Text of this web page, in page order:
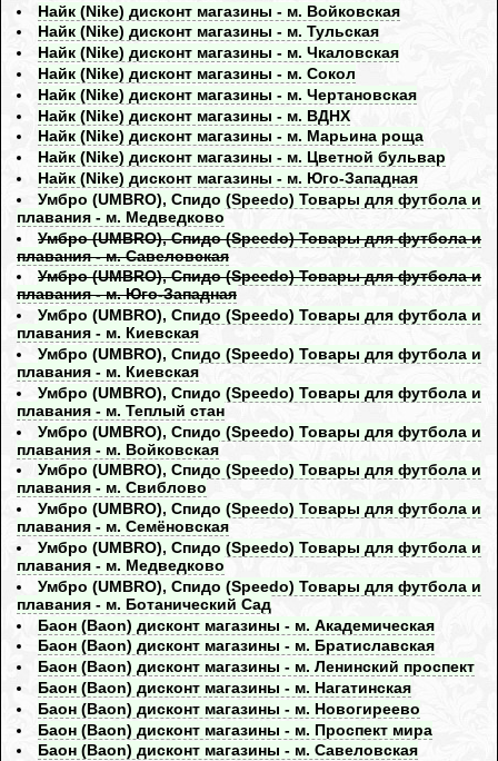
Найк (Nike) дисконт магазины - м. Войковская
Найк (Nike) дисконт магазины - м. Тульская
Найк (Nike) дисконт магазины - м. Чкаловская
Найк (Nike) дисконт магазины - м. Сокол
Найк (Nike) дисконт магазины - м. Чертановская
Найк (Nike) дисконт магазины - м. ВДНХ
Найк (Nike) дисконт магазины - м. Марьина роща
Найк (Nike) дисконт магазины - м. Цветной бульвар
Найк (Nike) дисконт магазины - м. Юго-Западная
Умбро (UMBRO), Спидо (Speedo) Товары для футбола и
плавания - м. Медведково
Умбро (UMBRO), Спидо (Speedo) Товары для футбола и
плавания - м. Савеловская
Умбро (UMBRO), Спидо (Speedo) Товары для футбола и
плавания - м. Юго-Западная
Умбро (UMBRO), Спидо (Speedo) Товары для футбола и
плавания - м. Киевская
Умбро (UMBRO), Спидо (Speedo) Товары для футбола и
плавания - м. Киевская
Умбро (UMBRO), Спидо (Speedo) Товары для футбола и
плавания - м. Теплый стан
Умбро (UMBRO), Спидо (Speedo) Товары для футбола и
плавания - м. Войковская
Умбро (UMBRO), Спидо (Speedo) Товары для футбола и
плавания - м. Свиблово
Умбро (UMBRO), Спидо (Speedo) Товары для футбола и
плавания - м. Семёновская
Умбро (UMBRO), Спидо (Speedo) Товары для футбола и
плавания - м. Медведково
Умбро (UMBRO), Спидо (Speedo) Товары для футбола и
плавания - м. Ботанический Сад
Баон (Baon) дисконт магазины - м. Академическая
Баон (Baon) дисконт магазины - м. Братиславская
Баон (Baon) дисконт магазины - м. Ленинский проспект
Баон (Baon) дисконт магазины - м. Нагатинская
Баон (Baon) дисконт магазины - м. Новогиреево
Баон (Baon) дисконт магазины - м. Проспект мира
Баон (Baon) дисконт магазины - м. Савеловская